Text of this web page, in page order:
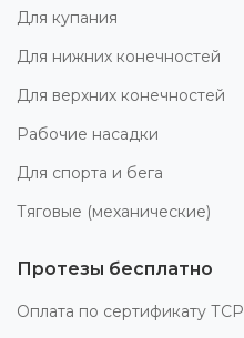
Для купания
Для нижних конечностей
Для верхних конечностей
Рабочие насадки
Для спорта и бега
Тяговые (механические)
Протезы бесплатно
Оплата по сертификату ТСР